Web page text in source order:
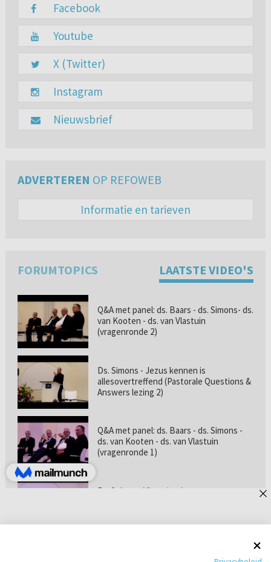
Facebook
Youtube
X (Twitter)
Instagram
Nieuwsbrief
ADVERTEREN OP REFOWEB
Informatie en tarieven
FORUMTOPICS LAATSTE VIDEO'S
Q&A met panel: ds. Baars - ds. Simons- ds.
van Kooten - ds. van Vlastuin
(vragenronde 2)
Ds. Simons - Jezus kennen is
allesovertreffend (Pastorale Questions &
Answers lezing 2)
Q&A met panel: ds. Baars - ds. Simons -
ds. van Kooten - ds. van Vlastuin
(vragenronde 1)
Prof. dr. van Vlastuin - Is